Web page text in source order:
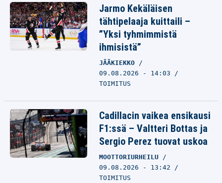
Jarmo Kekäläisen
tähtipelaaja kuittaili –
”Yksi tyhmimmistä
ihmisistä”
JÄÄKIEKKO
09.08.2026 - 14:03
TOIMITUS
Cadillacin vaikea ensikausi
F1:ssä – Valtteri Bottas ja
Sergio Perez tuovat uskoa
MOOTTORIURHEILU
09.08.2026 - 13:42
TOIMITUS